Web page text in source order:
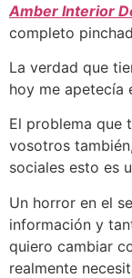
Amber Interior
completo
La verdad que
hoy me apetecía
El problema que
vosotros
sociales esto es
Un horror en el
información y
quiero cambiar
realmente